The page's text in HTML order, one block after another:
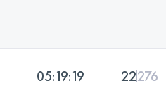
05:19:19 22276